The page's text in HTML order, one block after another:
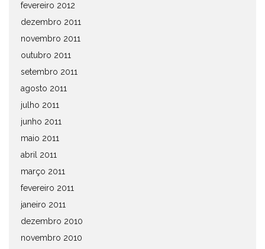
fevereiro 2012
dezembro 2011
novembro 2011
outubro 2011
setembro 2011
agosto 2011
julho 2011
junho 2011
maio 2011
abril 2011
março 2011
fevereiro 2011
janeiro 2011
dezembro 2010
novembro 2010